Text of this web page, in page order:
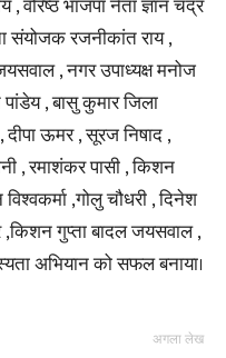
, वरिष्ठ भाजपा नेता ज्ञान चंद्र
संयोजक रजनीकांत राय ,
, नगर उपाध्यक्ष मनोज
, बासु कुमार जिला
दीपा ऊमर , सूरज निषाद ,
, रमाशंकर पासी , किशन
,गोलु चौधरी , दिनेश
,किशन गुप्ता बादल जयसवाल ,
अभियान को सफल बनाया।
अगला लेख